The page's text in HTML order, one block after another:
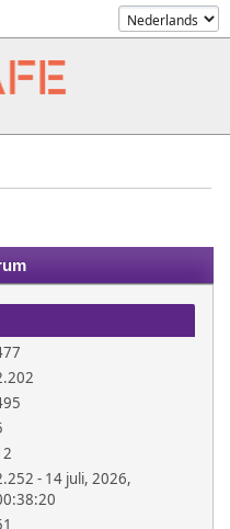
- 14 juli, 2026,